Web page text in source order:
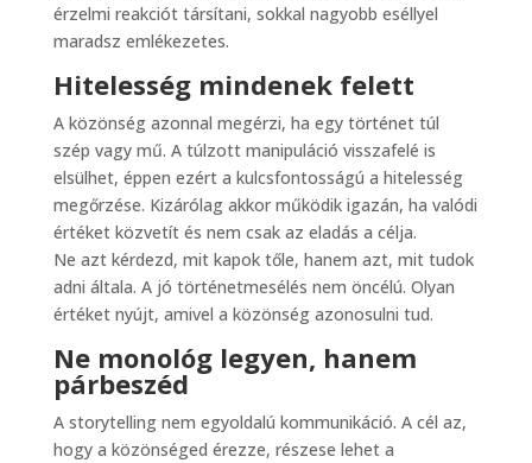
érzelmi reakciót társítani, sokkal nagyobb eséllyel
maradsz emlékezetes.
Hitelesség mindenek felett
A közönség azonnal megérzi, ha egy történet túl
szép vagy mű. A túlzott manipuláció visszafelé is
elsülhet, éppen ezért a kulcsfontosságú a hitelesség
megőrzése. Kizárólag akkor működik igazán, ha valódi
értéket közvetít és nem csak az eladás a célja.
Ne azt kérdezd, mit kapok tőle, hanem azt, mit tudok
adni általa. A jó történetmesélés nem öncélú. Olyan
értéket nyújt, amivel a közönség azonosulni tud.
Ne monológ legyen, hanem
párbeszéd
A storytelling nem egyoldalú kommunikáció. A cél az,
hogy a közönséged érezze, részese lehet a